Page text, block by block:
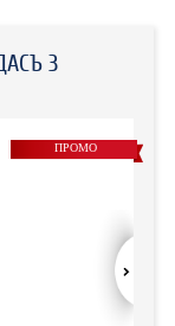
3
ПРОМО